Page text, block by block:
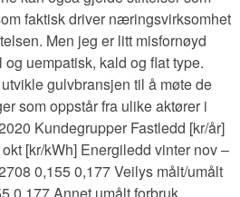
faktisk driver næringsvirksomhet
Men jeg er litt misfornøyd
uempatisk, kald og flat type.
gulvbransjen til å møte de
som oppstår fra ulike aktører i
Kundegrupper Fastledd [kr/år]
[kr/kWh] Energiledd vinter nov –
0,155 0,177 Veilys målt/umålt
0,177 Annet umålt forbruk